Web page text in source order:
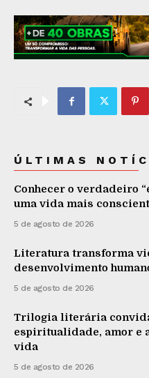
ÚLTIMAS
Conhecer o verdadeiro
uma vida mais
5 de agosto de 2026
Literatura transforma
desenvolvimento
5 de agosto de 2026
Trilogia literária
espiritualidade, amor e
vida
5 de agosto de 2026